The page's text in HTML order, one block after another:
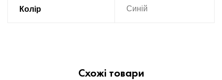
Колір Синій
Схожі товари